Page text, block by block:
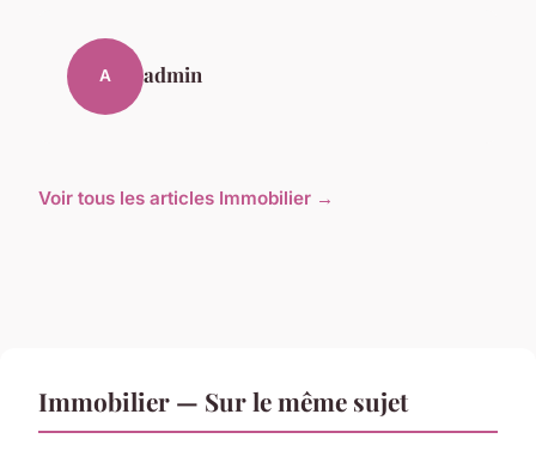
A admin
Voir tous les articles Immobilier →
Immobilier — Sur le même sujet